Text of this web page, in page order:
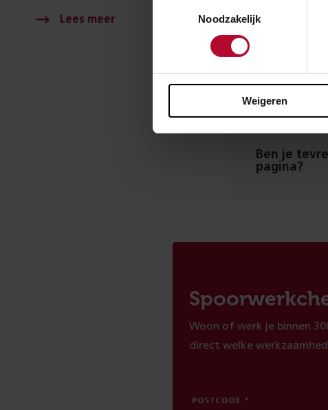
Noodzakelijk
Weigeren
Ben je
pagina?
Woon of werk je binnen
direct welke
POSTCODE